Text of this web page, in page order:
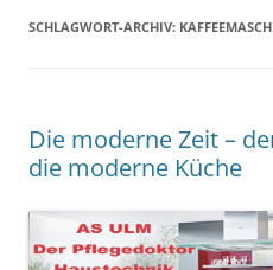
SCHLAGWORT-ARCHIV:
Die moderne Zeit –
die moderne Küche